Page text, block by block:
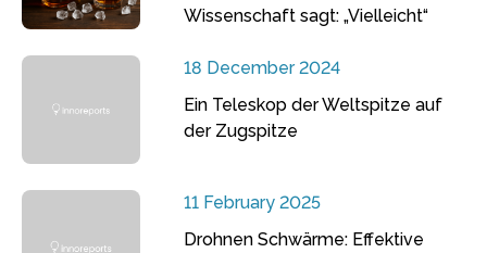
Wissenschaft sagt: „Vielleicht“
18 December 2024
Ein Teleskop der Weltspitze auf
der Zugspitze
11 February 2025
Drohnen Schwärme: Effektive